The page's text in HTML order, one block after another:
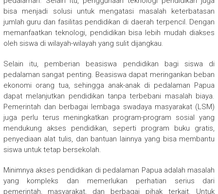
bisa menjadi solusi untuk mengatasi masalah keterbatasan
jumlah guru dan fasilitas pendidikan di daerah terpencil. Dengan
memanfaatkan teknologi, pendidikan bisa lebih mudah diakses
oleh siswa di wilayah-wilayah yang sulit dijangkau.
Selain itu, pemberian beasiswa pendidikan bagi siswa di
pedalaman sangat penting. Beasiswa dapat meringankan beban
ekonomi orang tua, sehingga anak-anak di pedalaman Papua
dapat melanjutkan pendidikan tanpa terbebani masalah biaya.
Pemerintah dan berbagai lembaga swadaya masyarakat (LSM)
juga perlu terus meningkatkan program-program sosial yang
mendukung akses pendidikan, seperti program buku gratis,
penyediaan alat tulis, dan bantuan lainnya yang bisa membantu
siswa untuk tetap bersekolah.
Minimnya akses pendidikan di pedalaman Papua adalah masalah
yang kompleks dan memerlukan perhatian serius dari
pemerintah, masyarakat, dan berbagai pihak terkait. Untuk